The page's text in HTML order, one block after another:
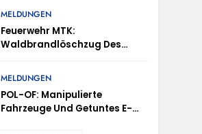
Hat Den Fahrraddieb
Veröffentlichung Eines Fotos
MELDUNGEN
Feuerwehr MTK:
Waldbrandlöschzug Des
Unterstützt Bei Waldbrand Im
Rheingau-Taunus-Kreis –
Rund 45 Einsatzkräfte
Sicherten In Schwierigem
MELDUNGEN
POL-OF: Manipulierte
Fahrzeuge Und Getuntes E-